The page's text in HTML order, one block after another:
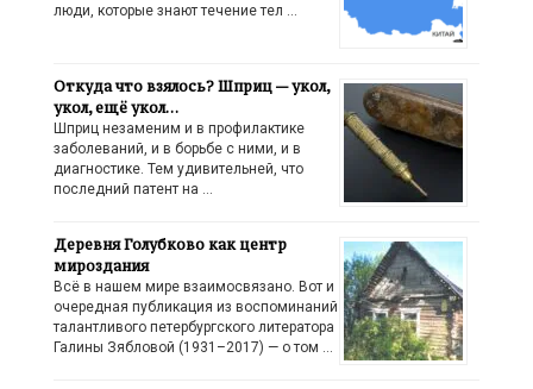
люди, которые знают течение тел …
Откуда что взялось? Шприц — укол,
укол, ещё укол…
Шприц незаменим и в профилактике
заболеваний, и в борьбе с ними, и в
диагностике. Тем удивительней, что
последний патент на …
Деревня Голубково как центр
мироздания
Всё в нашем мире взаимосвязано. Вот и
очередная публикация из воспоминаний
талантливого петербургского литератора
Галины Зябловой (1931–2017) — о том …